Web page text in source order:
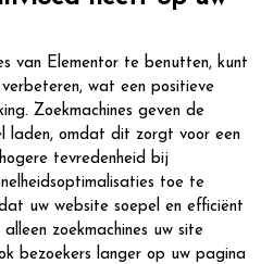
van Elementor te benutten, kunt
wat een positieve
Zoekmachines geven de
laden, omdat dit zorgt voor een
tevredenheid bij
toe te
uw website soepel en efficiënt
zoekmachines uw site
bezoekers langer op uw pagina